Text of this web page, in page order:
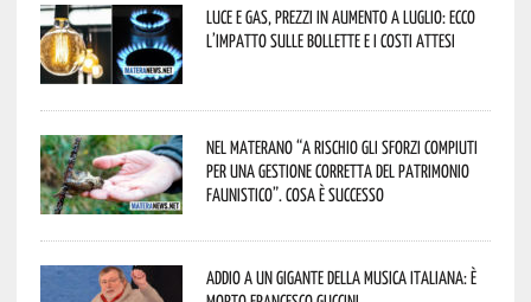
Luce e gas, prezzi in aumento a luglio: ecco
l’impatto sulle bollette e i costi attesi
Nel materano “a rischio gli sforzi compiuti
per una gestione corretta del patrimonio
faunistico”. Cosa è successo
Addio a un gigante della musica italiana: è